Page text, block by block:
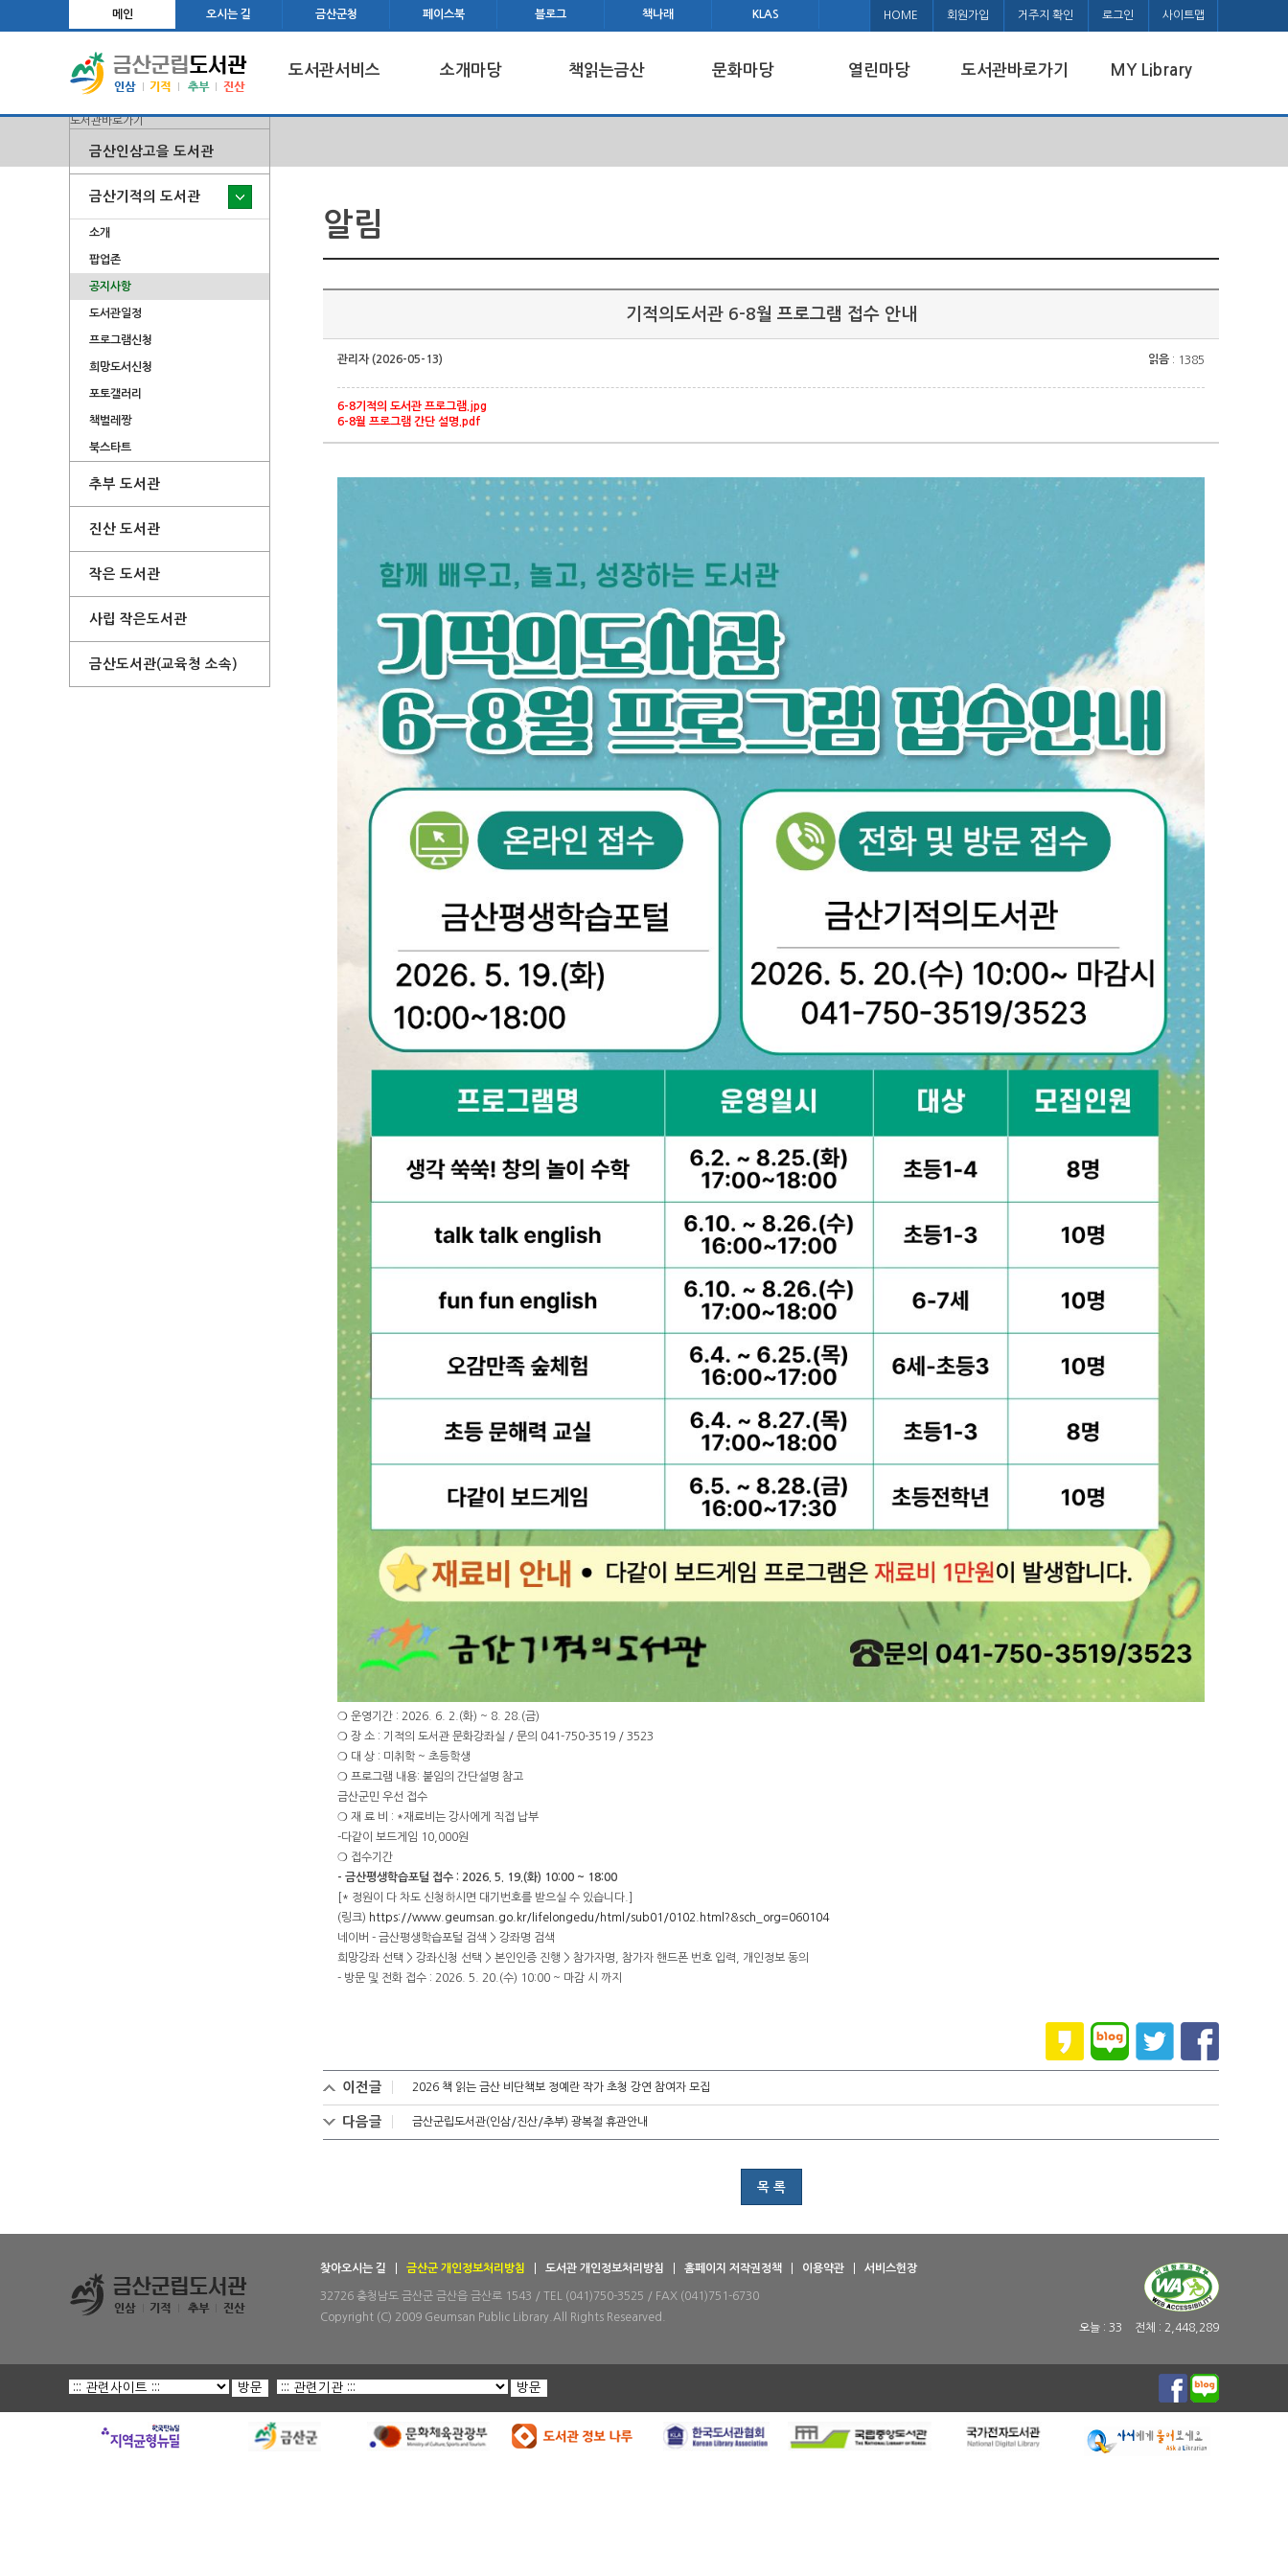
메인 오시는 길 금산군청 페이스북 블로그 책나래 KLAS HOME 회원가입 거주지 확인 로그인 사이트맵
도서관서비스 소개마당 책읽는금산 문화마당 열린마당 도서관바로가기 MY Library
도서관바로가기
금산인삼고을 도서관
금산기적의 도서관
소개
팝업존
공지사항
도서관일정
프로그램신청
희망도서신청
포토갤러리
책벌레짱
북스타트
추부 도서관
진산 도서관
작은 도서관
사립 작은도서관
금산도서관(교육청 소속)
알림
기적의도서관 6-8월 프로그램 접수 안내
관리자 (2026-05-13) 읽음 : 1385
6-8기적의 도서관 프로그램.jpg
6-8월 프로그램 간단 설명.pdf
❍ 운영기간 : 2026. 6. 2.(화) ~ 8. 28.(금)
❍ 장 소 : 기적의 도서관 문화강좌실 / 문의 041-750-3519 / 3523
❍ 대 상 : 미취학 ~ 초등학생
❍ 프로그램 내용: 붙임의 간단설명 참고
금산군민 우선 접수
❍ 재 료 비 : *재료비는 강사에게 직접 납부
-다같이 보드게임 10,000원
❍ 접수기간
- 금산평생학습포털 접수 : 2026. 5. 19.(화) 10:00 ~ 18:00
[* 정원이 다 차도 신청하시면 대기번호를 받으실 수 있습니다.]
(링크) https://www.geumsan.go.kr/lifelongedu/html/sub01/0102.html?&sch_org=060104
네이버 - 금산평생학습포털 검색 > 강좌명 검색
희망강좌 선택 > 강좌신청 선택 > 본인인증 진행 > 참가자명, 참가자 핸드폰 번호 입력, 개인정보 동의
- 방문 및 전화 접수 : 2026. 5. 20.(수) 10:00 ~ 마감 시 까지
이전글 2026 책 읽는 금산 비단책보 정예란 작가 초청 강연 참여자 모집
다음글 금산군립도서관(인삼/진산/추부) 광복절 휴관안내
목 록
찾아오시는 길 금산군 개인정보처리방침 도서관 개인정보처리방침 홈페이지 저작권정책 이용약관 서비스헌장
32726 충청남도 금산군 금산읍 금산로 1543 / TEL (041)750-3525 / FAX (041)751-6730
Copyright (C) 2009 Geumsan Public Library.All Rights Researved.
오늘 : 33 전체 : 2,448,289